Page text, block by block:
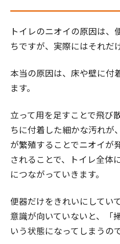
トイレのニオイの原因は、
ちですが、実際にはそれだ
本当の原因は、床や壁に付
ます。
立って用を足すことで飛び
ちに付着した細かな汚れが
が繁殖することでニオイが
されることで、トイレ全体
につながっていきます。
便器だけをきれいにしてい
意識が向いていないと、「
いう状態になってしまうので